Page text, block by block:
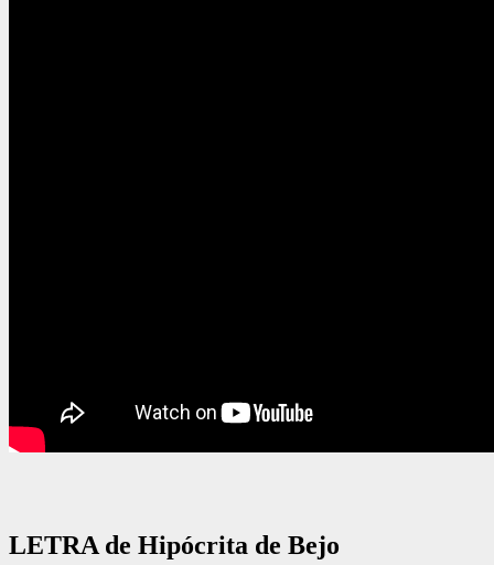
LETRA de Hipócrita de Bejo